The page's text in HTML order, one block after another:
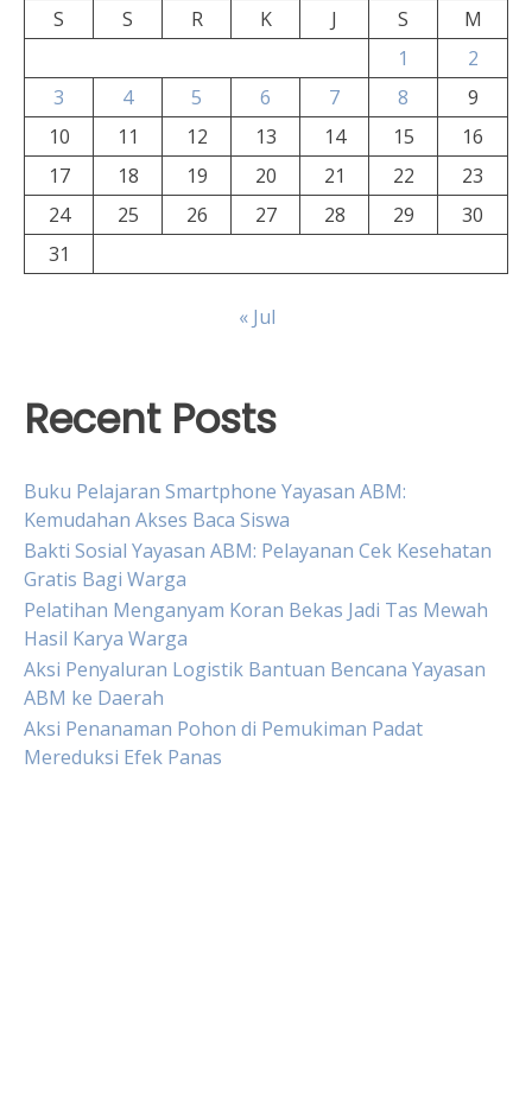
S
S R K J S
M
1
2
3
4 5 6 7 8
9
10
11 12 13 14 15
16
17
18 19 20 21 22
23
24
25 26 27 28 29
30
31
« Jul
Recent Posts
Buku Pelajaran Smartphone Yayasan ABM:
Kemudahan Akses Baca Siswa
Bakti Sosial Yayasan ABM: Pelayanan Cek Kesehatan
Gratis Bagi Warga
Pelatihan Menganyam Koran Bekas Jadi Tas Mewah
Hasil Karya Warga
Aksi Penyaluran Logistik Bantuan Bencana Yayasan
ABM ke Daerah
Aksi Penanaman Pohon di Pemukiman Padat
Mereduksi Efek Panas